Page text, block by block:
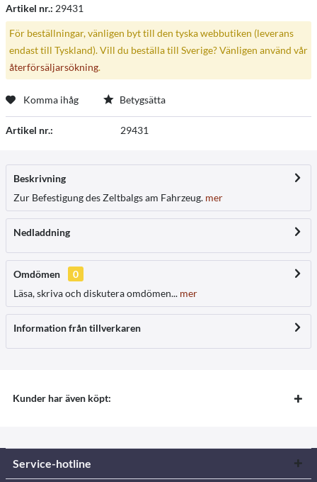
Artikel nr.: 29431
För beställningar, vänligen byt till den tyska webbutiken (leverans
endast till Tyskland). Vill du beställa till Sverige? Vänligen använd vår
återförsäljarsökning.
Komma ihåg Betygsätta
Artikel nr.: 29431
Beskrivning
Zur Befestigung des Zeltbalgs am Fahrzeug. mer
Nedladdning
Omdömen
0
Läsa, skriva och diskutera omdömen... mer
Information från tillverkaren
Kunder har även köpt:
Service-hotline